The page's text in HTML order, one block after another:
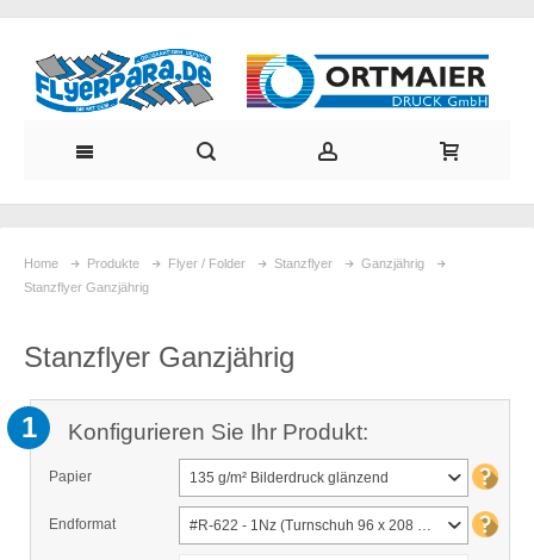
Home Produkte Flyer / Folder Stanzflyer
Ganzjährig
Stanzflyer Ganzjährig
Stanzflyer Ganzjährig
1 Konfigurieren Sie Ihr Produkt:
Papier 135 g/m² Bilderdruck glänzend
Endformat #R-622 - 1Nz (Turnschuh 96 x 208 mm)